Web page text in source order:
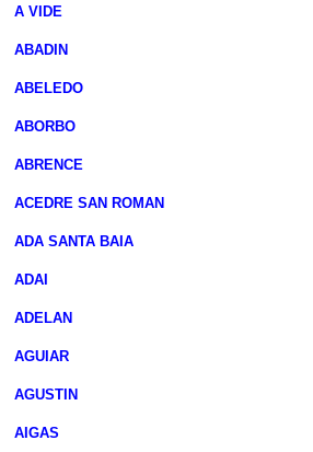
A VIDE
ABADIN
ABELEDO
ABORBO
ABRENCE
ACEDRE SAN ROMAN
ADA SANTA BAIA
ADAI
ADELAN
AGUIAR
AGUSTIN
AIGAS